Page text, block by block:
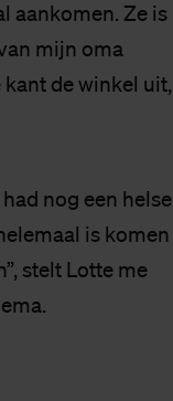
aankomen. Ze is
mijn oma
de winkel uit,
nog een helse
is komen
stelt Lotte me